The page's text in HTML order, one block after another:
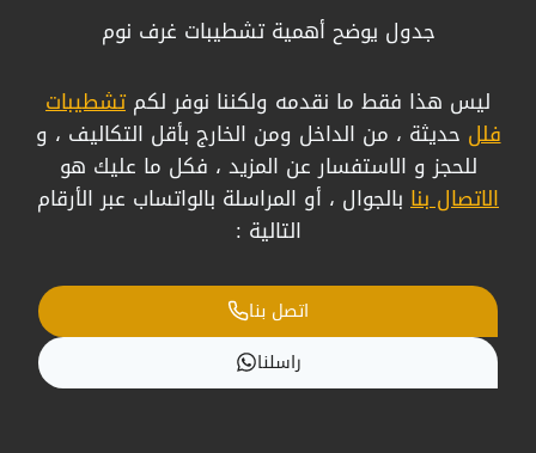
جدول يوضح أهمية تشطيبات غرف نوم
ليس هذا فقط ما نقدمه ولكننا نوفر لكم تشطيبات
فلل حديثة ، من الداخل ومن الخارج بأقل التكاليف ، و
للحجز و الاستفسار عن المزيد ، فكل ما عليك هو
الاتصال بنا بالجوال ، أو المراسلة بالواتساب عبر الأرقام
التالية :
اتصل بنا
راسلنا